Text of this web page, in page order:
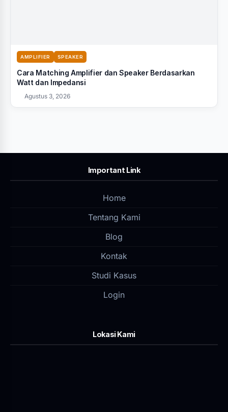
AMPLIFIER SPEAKER
Cara Matching Amplifier dan Speaker Berdasarkan
Watt dan Impedansi
Agustus 3, 2026
Important Link
Home
Tentang Kami
Blog
Kontak
Studi Kasus
Login
Lokasi Kami